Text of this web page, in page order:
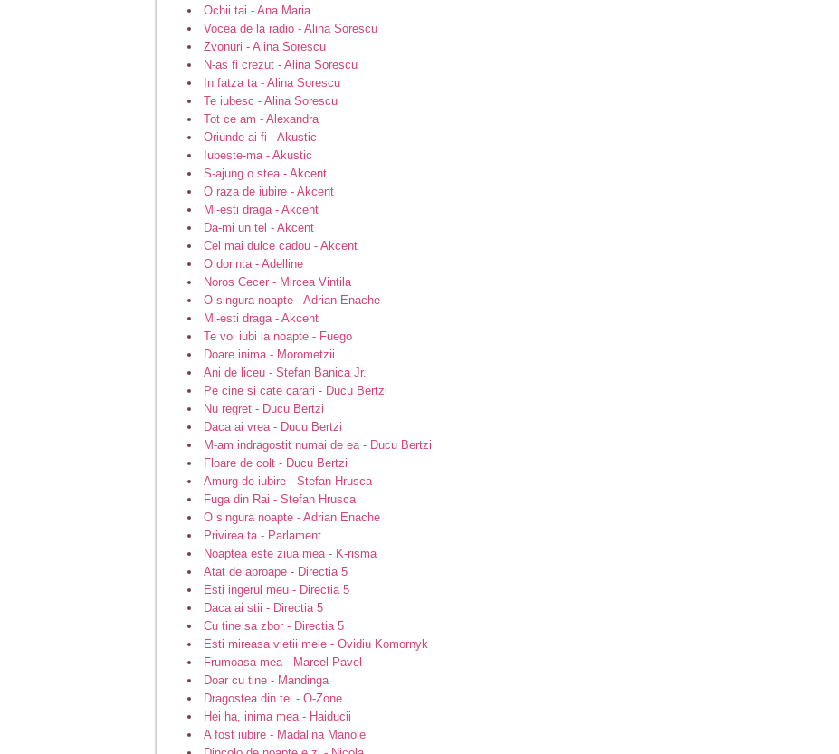
Ochii tai - Ana Maria
Vocea de la radio - Alina Sorescu
Zvonuri - Alina Sorescu
N-as fi crezut - Alina Sorescu
In fatza ta - Alina Sorescu
Te iubesc - Alina Sorescu
Tot ce am - Alexandra
Oriunde ai fi - Akustic
Iubeste-ma - Akustic
S-ajung o stea - Akcent
O raza de iubire - Akcent
Mi-esti draga - Akcent
Da-mi un tel - Akcent
Cel mai dulce cadou - Akcent
O dorinta - Adelline
Noros Cecer - Mircea Vintila
O singura noapte - Adrian Enache
Mi-esti draga - Akcent
Te voi iubi la noapte - Fuego
Doare inima - Morometzii
Ani de liceu - Stefan Banica Jr.
Pe cine si cate carari - Ducu Bertzi
Nu regret - Ducu Bertzi
Daca ai vrea - Ducu Bertzi
M-am indragostit numai de ea - Ducu Bertzi
Floare de colt - Ducu Bertzi
Amurg de iubire - Stefan Hrusca
Fuga din Rai - Stefan Hrusca
O singura noapte - Adrian Enache
Privirea ta - Parlament
Noaptea este ziua mea - K-risma
Atat de aproape - Directia 5
Esti ingerul meu - Directia 5
Daca ai stii - Directia 5
Cu tine sa zbor - Directia 5
Esti mireasa vietii mele - Ovidiu Komornyk
Frumoasa mea - Marcel Pavel
Doar cu tine - Mandinga
Dragostea din tei - O-Zone
Hei ha, inima mea - Haiducii
A fost iubire - Madalina Manole